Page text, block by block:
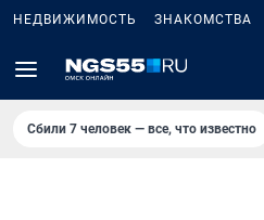
НЕДВИЖИМОСТЬ ЗНАКОМСТВА
Сбили 7 человек — все, что известно